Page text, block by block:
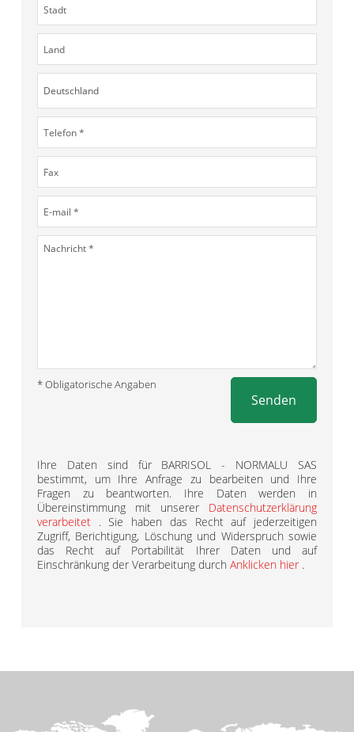
* Obligatorische Angaben
Senden
Ihre Daten sind für BARRISOL - NORMALU SAS
bestimmt, um Ihre Anfrage zu bearbeiten und Ihre
Fragen zu beantworten. Ihre Daten werden in
Übereinstimmung mit unserer Datenschutzerklärung
verarbeitet . Sie haben das Recht auf jederzeitigen
Zugriff, Berichtigung, Löschung und Widerspruch sowie
das Recht auf Portabilität Ihrer Daten und auf
Einschränkung der Verarbeitung durch Anklicken hier .